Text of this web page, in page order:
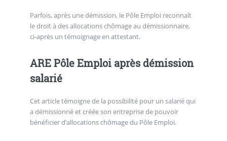
Parfois, après une démission, le Pôle Emploi reconnaît
le droit à des allocations chômage au démissionnaire,
ci-après un témoignage en attestant.
ARE Pôle Emploi après démission
salarié
Cet article témoigne de la possibilité pour un salarié qui
a démissionné et créée son entreprise de pouvoir
bénéficier d’allocations chômage du Pôle Emploi.